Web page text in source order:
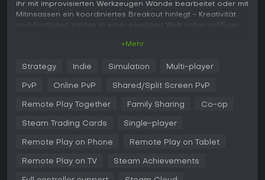
ihr mit improvisierten Werkzeugen Wände bearbeitet oder mit
Mitinsassen ein koordiniertes Breakout hinlegt - Kreativität
und Findigkeit zählen in einer pixeligen Welt voller kniffliger
In The Escapists 2 dreht sich alles darum, euch in den
Gefängnisalltag einzufügen und heimlich Ressourcen für
erledigt Jobs wie Wäscherei oder Metallverarbeitung, um
Wachen nicht misstrauisch zu machen. Crafting ist zentral:
Durchschneiden von Zäunen. Das Kampfsystem bietet
Blocken, Attack-Ketten und Ausweichen, was Duelle
spannend macht. Erkundet mehrstöckige Knaste mit
Lüftungen, Dächern und Tunneln - clevere Taktiken sind
+Mehr
Strategy Indie Simulation Multi-player
PvP Online PvP Shared/Split Screen PvP
Remote Play Together Family Sharing Co-op
Steam Trading Cards Single-player
Remote Play on Phone Remote Play on Tablet
Remote Play on TV Steam Achievements